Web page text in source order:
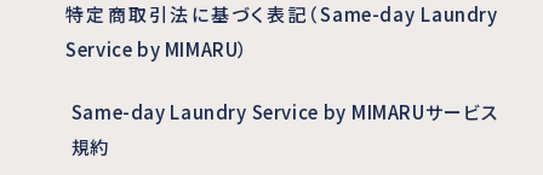
特定商取引法に基づく表記（Same-day Laundry
Service by MIMARU）
Same-day Laundry Service by MIMARUサービス
規約